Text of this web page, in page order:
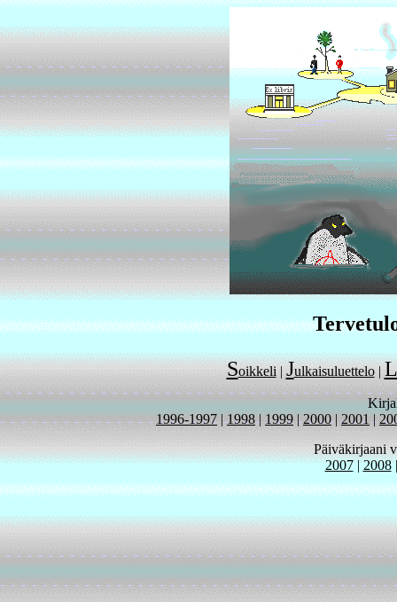
Soikkeli | Julkaisuluettelo| L
1996-1997|1998|1999|2000|2001|
Päiväkirjaani
2007|2008